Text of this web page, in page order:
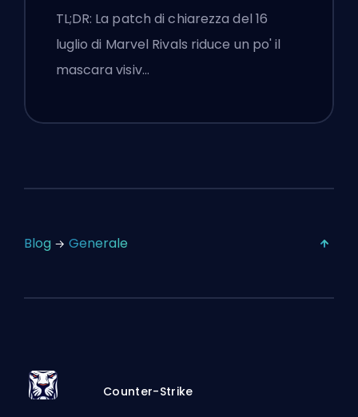
Impostazioni Competitive
Dopo la Patch del 16 Luglio
TL;DR: La patch di chiarezza del 16
luglio di Marvel Rivals riduce un po' il
mascara visiv…
Blog Generale
Counter-Strike